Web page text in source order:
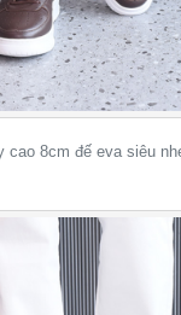
cao 8cm đế eva siêu